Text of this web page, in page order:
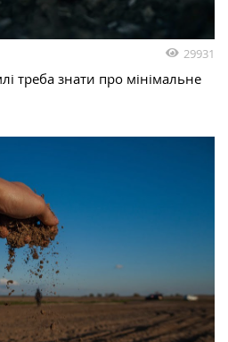
29931
треба знати про мінімальне